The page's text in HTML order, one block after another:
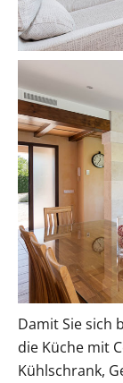
Damit Sie sich
die Küche mit
Kühlschrank,